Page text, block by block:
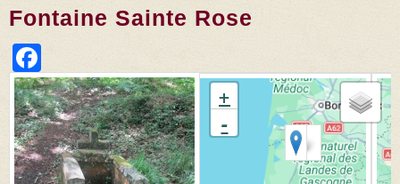
Fontaine Sainte Rose
+
-